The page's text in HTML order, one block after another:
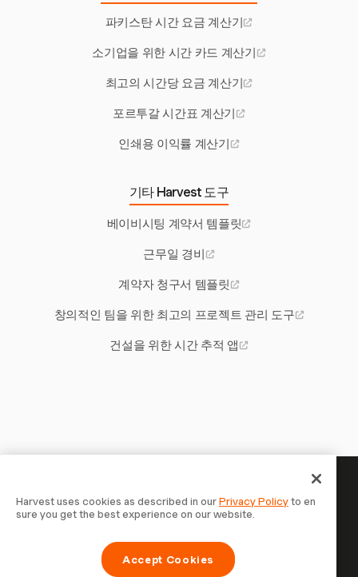
파키스탄 시간 요금 계산기
소기업을 위한 시간 카드 계산기
최고의 시간당 요금 계산기
포르투갈 시간표 계산기
인쇄용 이익률 계산기
기타 Harvest 도구
베이비시팅 계약서 템플릿
근무일 경비
계약자 청구서 템플릿
창의적인 팀을 위한 최고의 프로젝트 관리 도구
건설을 위한 시간 추적 앱
당신의 시간은 기록할 가치가 있
습니다 — 지금 시작하세요
Harvest로 시간을 추적하고, 고객에게 청구하고, 더 빠르게
결제를 받는 70,000개 이상의 기업에 합류하세요. 무료 체험,
Harvest uses cookies as described in ourPrivacy Policyto en
sure you get the best experience on our website.
Accept Cookies